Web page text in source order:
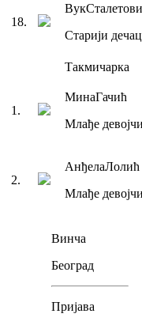
18.
Вук
Старији
Такмичарка
1 .
МинаГачић
Млађе
2.
АнђелаЛолић
Млађе
Винча
Београд
Пријава